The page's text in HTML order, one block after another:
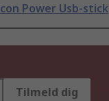
Power Usb-stick
Tilmeld dig